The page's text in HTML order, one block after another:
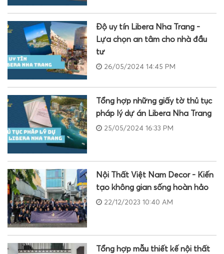
Độ uy tín Libera Nha Trang -
Lựa chọn an tâm cho nhà đầu
tư
26/05/2024 14:45 PM
Tổng hợp những giấy tờ thủ tục
pháp lý dự án Libera Nha Trang
25/05/2024 16:33 PM
Nội Thất Việt Nam Decor - Kiến
tạo không gian sống hoàn hảo
22/12/2023 10:40 AM
Tổng hợp mẫu thiết kế nội thất